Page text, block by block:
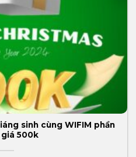
sinh cùng WIFIM phần
500k